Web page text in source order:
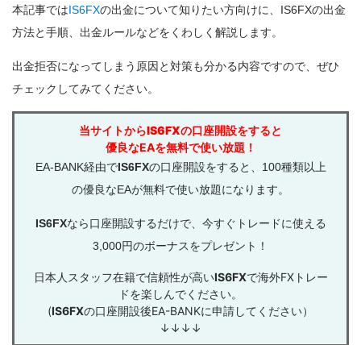
本記事ではIS6FXの出金について知りたい方向けに、IS6FXの出金
方法と手順、出金ルールなどをくわしく解説します。
出金拒否になってしまう原因と対策も分かる内容ですので、ぜひ
チェックしてみてください。
当サイトからIS6FXの口座開設をすると
優良なEAを無料で使い放題！
EA-BANK経由でIS6FXの口座開設をすると、100種類以上
の優良なEAが無料で使い放題になります。
IS6FXなら口座開設するだけで、今すぐトレードに使える
3,000円のボーナスをプレゼント！
日本人スタッフ在籍で信頼性が高いIS6FXで海外FXトレー
ドを楽しんでください。
(IS6FXの口座開設後EA-BANKに申請してください）
↓↓↓↓